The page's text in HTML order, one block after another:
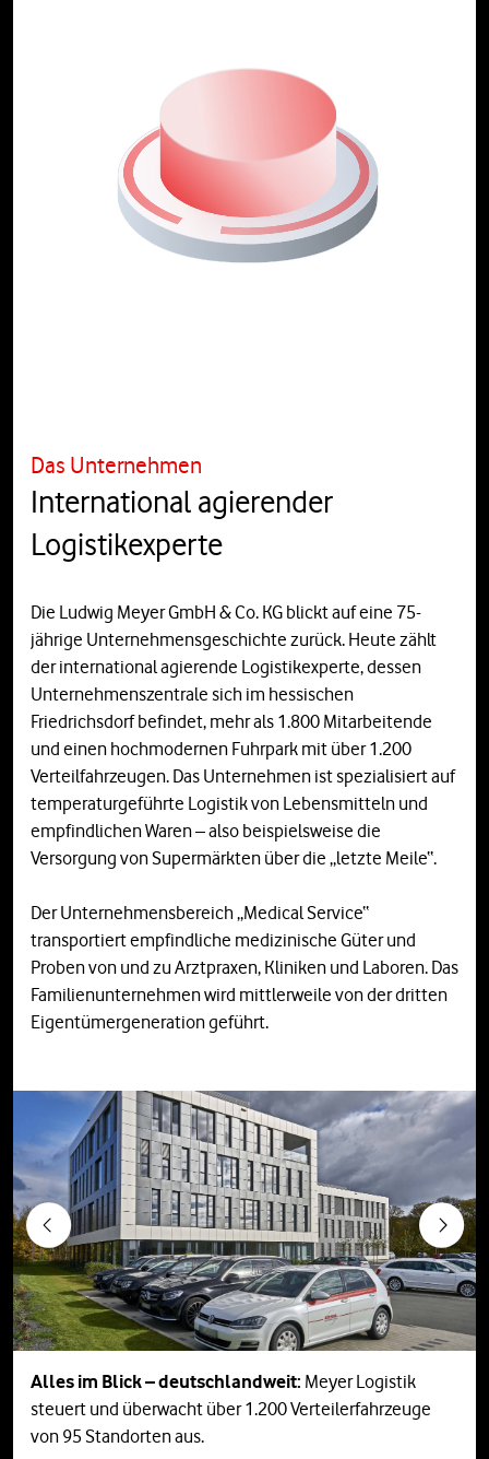
Das Unternehmen
International agierender
Logistikexperte
Die Ludwig Meyer GmbH & Co. KG blickt auf eine 75-
jährige Unternehmensgeschichte zurück. Heute zählt
der international agierende Logistikexperte, dessen
Unternehmenszentrale sich im hessischen
Friedrichsdorf befindet, mehr als 1.800 Mitarbeitende
und einen hochmodernen Fuhrpark mit über 1.200
Verteilfahrzeugen. Das Unternehmen ist spezialisiert auf
temperaturgeführte Logistik von Lebensmitteln und
empfindlichen Waren – also beispielsweise die
Versorgung von Supermärkten über die „letzte Meile“.
Der Unternehmensbereich „Medical Service“
transportiert empfindliche medizinische Güter und
Proben von und zu Arztpraxen, Kliniken und Laboren. Das
Familienunternehmen wird mittlerweile von der dritten
Eigentümergeneration geführt.
Alles im Blick – deutschlandweit: Meyer Logistik
steuert und überwacht über 1.200 Verteilerfahrzeuge
von 95 Standorten aus.
Previous Next